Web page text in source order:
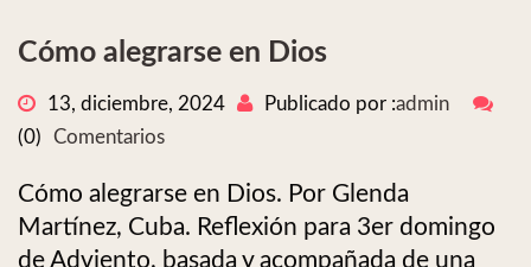
Cómo alegrarse en Dios
13, diciembre, 2024 Publicado por :admin
(0)
Comentarios
Cómo alegrarse en Dios. Por Glenda
Martínez, Cuba. Reflexión para 3er domingo
de Adviento, basada y acompañada de una